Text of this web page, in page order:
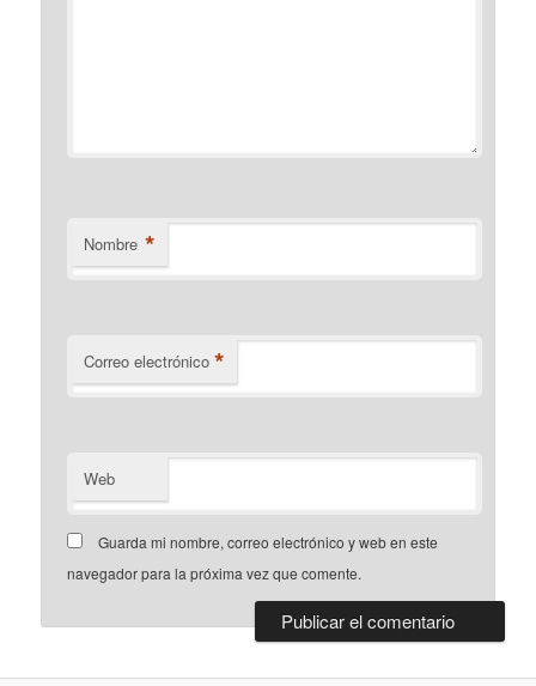
Nombre *
Correo electrónico *
Web
Guarda mi nombre, correo electrónico y web en este
navegador para la próxima vez que comente.